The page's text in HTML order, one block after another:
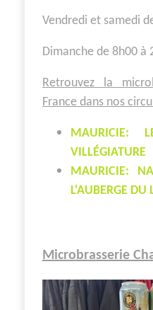
Vendredi et samedi
Dimanche de 8h00 à
Retrouvez la
France dans nos
MAURICIE:
VILLÉGIATURE
MAURICIE:
L'AUBERGE DU
Microbrasserie